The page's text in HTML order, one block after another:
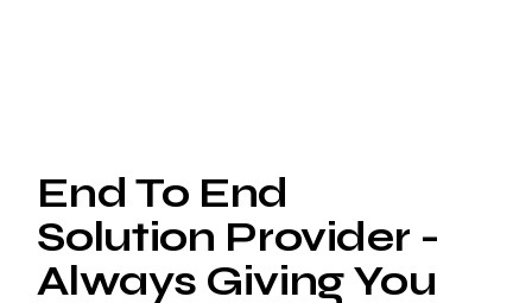
End To End
Solution Provider -
Always Giving You